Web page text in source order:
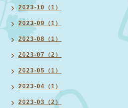
2023-10（1）
2023-09（1）
2023-08（1）
2023-07（2）
2023-05（1）
2023-04（1）
2023-03（2）